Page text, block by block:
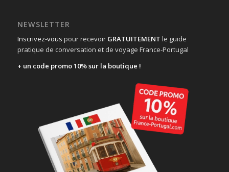
NEWSLETTER
Inscrivez-vous pour recevoir GRATUITEMENT le guide
pratique de conversation et de voyage France-Portugal
+ un code promo 10% sur la boutique !